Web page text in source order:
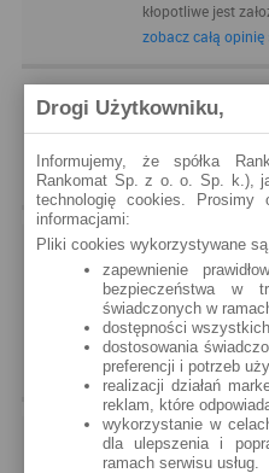
kłopotliwe jest
zobacz całą opinię
~ zbych •2011-01-02
Nie najgorsze
były trochę
~ mimik •2010-12-
Jestem
Jest to jedno z
które jest
to opłata roczna za
~ obserwator •
Drogi Użytkowniku,
Informujemy, że spółka
Rankomat Sp. z o. o. Sp. k.),
technologię cookies.
informacjami:
Pliki cookies wykorzystywane
zapewnienie
bezpieczeństwa w
świadczonych w
dostępności
dostosowania
preferencji i potrzeb
realizacji działań
reklam, które
wykorzystanie w
dla ulepszenia i
ramach serwisu usług.